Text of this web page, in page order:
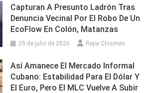
Capturan A Presunto Ladrón Tras
Denuncia Vecinal Por El Robo De Un
EcoFlow En Colón, Matanzas
29 de julio de 2026 Repa Chismes
Así Amanece El Mercado Informal
Cubano: Estabilidad Para El Dólar Y
El Euro, Pero El MLC Vuelve A Subir